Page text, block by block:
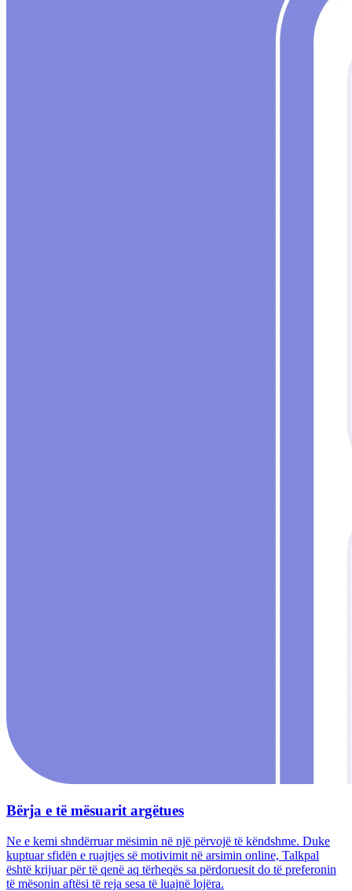
Bërja e të mësuarit argëtues
Ne e kemi shndërruar mësimin në një përvojë të këndshme. Duke
kuptuar sfidën e ruajtjes së motivimit në arsimin online, Talkpal
është krijuar për të qenë aq tërheqës sa përdoruesit do të preferonin
të mësonin aftësi të reja sesa të luajnë lojëra.